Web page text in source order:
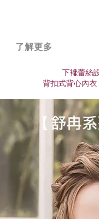
了解更多
下襬蕾絲
背扣式背心內